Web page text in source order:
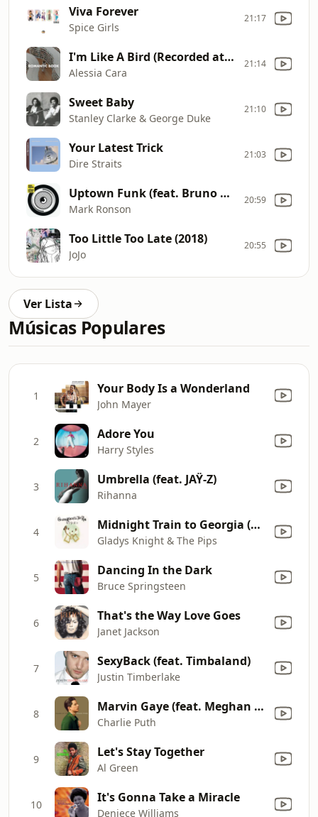
Viva Forever
Spice Girls
21:17
I'm Like A Bird (Recorded at Spotify Studios NYC)
Alessia Cara
21:14
Sweet Baby
Stanley Clarke & George Duke
21:10
Your Latest Trick
Dire Straits
21:03
Uptown Funk (feat. Bruno Mars)
Mark Ronson
20:59
Too Little Too Late (2018)
JoJo
20:55
Ver Lista
Músicas Populares
1 Your Body Is a Wonderland
John Mayer
2 Adore You
Harry Styles
3 Umbrella (feat. JAŸ-Z)
Rihanna
4 Midnight Train to Georgia (Single Version)
Gladys Knight & The Pips
5 Dancing In the Dark
Bruce Springsteen
6 That's the Way Love Goes
Janet Jackson
7 SexyBack (feat. Timbaland)
Justin Timberlake
8 Marvin Gaye (feat. Meghan Trainor)
Charlie Puth
9 Let's Stay Together
Al Green
10 It's Gonna Take a Miracle
Deniece Williams